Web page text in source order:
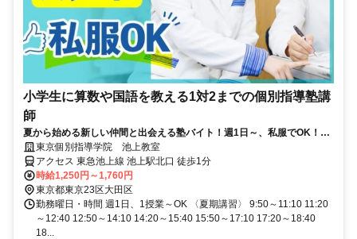
小学生に算数や国語を教える1対2までの個別指導塾講
師
夏から始める新しい仲間と出会える塾バイト！週1日～、私服でOK！テ
ストや帰省なども調整可能！
東京個別指導学院 池上教室
アクセス 東急池上線 池上駅北口 徒歩1分
時給1,250円～1,760円
東京都東京23区大田区
勤務曜日・時間 週1日、1授業～OK 〈夏期講習〉 9:50～11:10 11:20
～12:40 12:50～14:10 14:20～15:40 15:50～17:10 17:20～18:40
18...